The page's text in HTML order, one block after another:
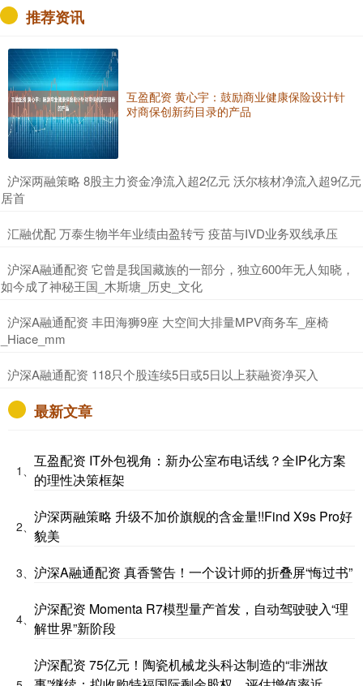
推荐资讯
互盈配资 黄心宇：鼓励商业健康保险设计针
对商保创新药目录的产品
​沪深两融策略 8股主力资金净流入超2亿元 沃尔核材净流入超9亿元
居首
​汇融优配 万泰生物半年业绩由盈转亏 疫苗与IVD业务双线承压
​沪深A融通配资 它曾是我国藏族的一部分，独立600年无人知晓，
如今成了神秘王国_木斯塘_历史_文化
​沪深A融通配资 丰田海狮9座 大空间大排量MPV商务车_座椅
_Hiace_mm
​沪深A融通配资 118只个股连续5日或5日以上获融资净买入
最新文章
1、
互盈配资 IT外包视角：新办公室布电话线？全IP化方案
的理性决策框架
2、
沪深两融策略 升级不加价旗舰的含金量!!Find X9s Pro好
貌美
3、 沪深A融通配资 真香警告！一个设计师的折叠屏“悔过书”
4、
沪深配资 Momenta R7模型量产首发，自动驾驶驶入“理
解世界”新阶段
沪深配资 75亿元！陶瓷机械龙头科达制造的“非洲故